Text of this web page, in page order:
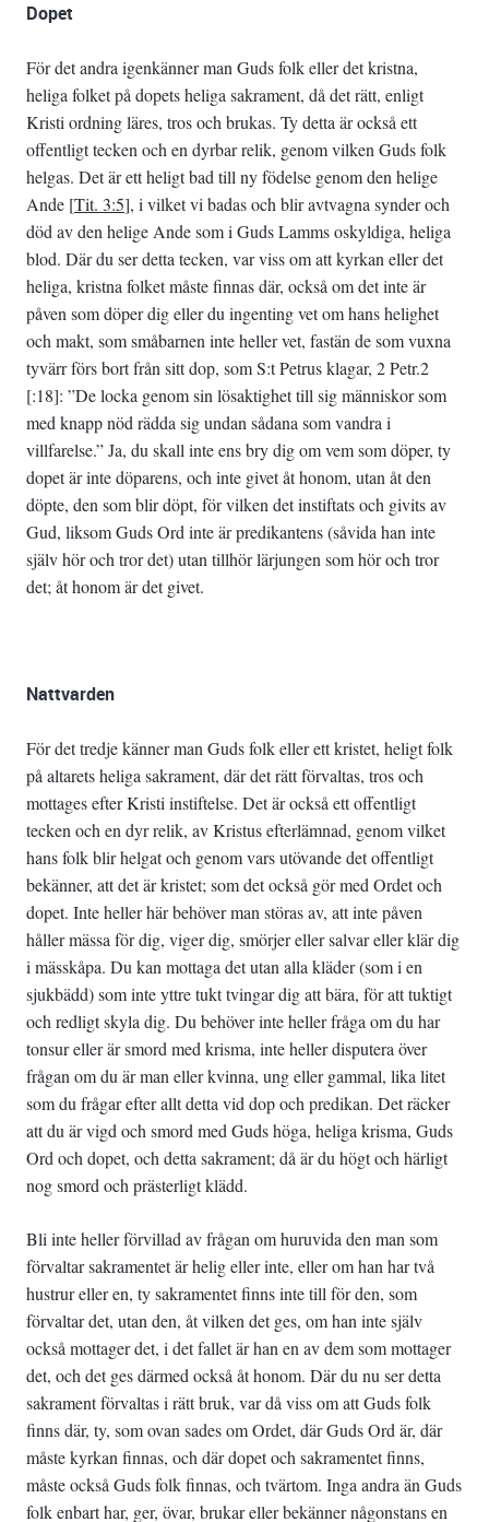
Dopet
För det andra igenkänner man Guds folk eller det kristna,
heliga folket på dopets heliga sakrament, då det rätt, enligt
Kristi ordning läres, tros och brukas. Ty detta är också ett
offentligt tecken och en dyrbar relik, genom vilken Guds folk
helgas. Det är ett heligt bad till ny födelse genom den helige
Ande [Tit. 3:5], i vilket vi badas och blir avtvagna synder och
död av den helige Ande som i Guds Lamms oskyldiga, heliga
blod. Där du ser detta tecken, var viss om att kyrkan eller det
heliga, kristna folket måste finnas där, också om det inte är
påven som döper dig eller du ingenting vet om hans helighet
och makt, som småbarnen inte heller vet, fastän de som vuxna
tyvärr förs bort från sitt dop, som S:t Petrus klagar, 2 Petr.2
[:18]: ”De locka genom sin lösaktighet till sig människor som
med knapp nöd rädda sig undan sådana som vandra i
villfarelse.” Ja, du skall inte ens bry dig om vem som döper, ty
dopet är inte döparens, och inte givet åt honom, utan åt den
döpte, den som blir döpt, för vilken det instiftats och givits av
Gud, liksom Guds Ord inte är predikantens (såvida han inte
själv hör och tror det) utan tillhör lärjungen som hör och tror
det; åt honom är det givet.
Nattvarden
För det tredje känner man Guds folk eller ett kristet, heligt folk
på altarets heliga sakrament, där det rätt förvaltas, tros och
mottages efter Kristi instiftelse. Det är också ett offentligt
tecken och en dyr relik, av Kristus efterlämnad, genom vilket
hans folk blir helgat och genom vars utövande det offentligt
bekänner, att det är kristet; som det också gör med Ordet och
dopet. Inte heller här behöver man störas av, att inte påven
håller mässa för dig, viger dig, smörjer eller salvar eller klär dig
i mässkåpa. Du kan mottaga det utan alla kläder (som i en
sjukbädd) som inte yttre tukt tvingar dig att bära, för att tuktigt
och redligt skyla dig. Du behöver inte heller fråga om du har
tonsur eller är smord med krisma, inte heller disputera över
frågan om du är man eller kvinna, ung eller gammal, lika litet
som du frågar efter allt detta vid dop och predikan. Det räcker
att du är vigd och smord med Guds höga, heliga krisma, Guds
Ord och dopet, och detta sakrament; då är du högt och härligt
nog smord och prästerligt klädd.
Bli inte heller förvillad av frågan om huruvida den man som
förvaltar sakramentet är helig eller inte, eller om han har två
hustrur eller en, ty sakramentet finns inte till för den, som
förvaltar det, utan den, åt vilken det ges, om han inte själv
också mottager det, i det fallet är han en av dem som mottager
det, och det ges därmed också åt honom. Där du nu ser detta
sakrament förvaltas i rätt bruk, var då viss om att Guds folk
finns där, ty, som ovan sades om Ordet, där Guds Ord är, där
måste kyrkan finnas, och där dopet och sakramentet finns,
måste också Guds folk finnas, och tvärtom. Inga andra än Guds
folk enbart har, ger, övar, brukar eller bekänner någonstans en